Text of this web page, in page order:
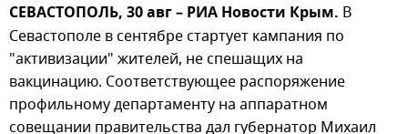
СЕВАСТОПОЛЬ, 30 авг – РИА Новости Крым. В
Севастополе в сентябре стартует кампания по
"активизации" жителей, не спешащих на
вакцинацию. Соответствующее распоряжение
профильному департаменту на аппаратном
совещании правительства дал губернатор Михаил